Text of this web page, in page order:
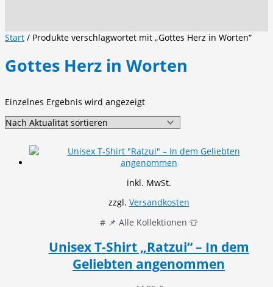
Start / Produkte verschlagwortet mit „Gottes Herz in Worten“
Gottes Herz in Worten
Einzelnes Ergebnis wird angezeigt
inkl. MwSt.
zzgl. Versandkosten
# 📌 Alle Kollektionen 👕
Unisex T-Shirt „Ratzui“ – In dem
Geliebten angenommen